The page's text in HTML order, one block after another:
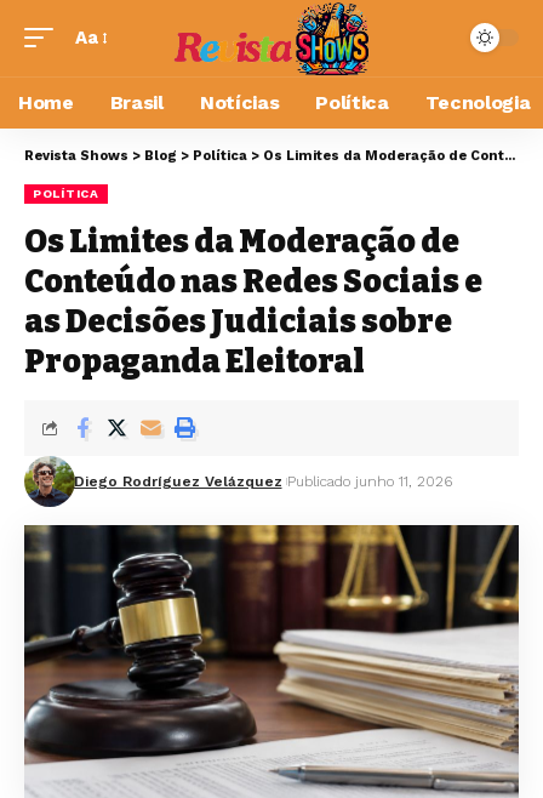
Aa
Home Brasil Notícias Política Tecnologia
Revista Shows > Blog > Política > Os Limites da Moderação de Conteúdo nas Redes Sociais e as Decisões Judiciais sobre Propaganda Eleitoral
POLÍTICA
Os Limites da Moderação de
Conteúdo nas Redes Sociais e
as Decisões Judiciais sobre
Propaganda Eleitoral
Diego Rodríguez Velázquez Publicado junho 11, 2026